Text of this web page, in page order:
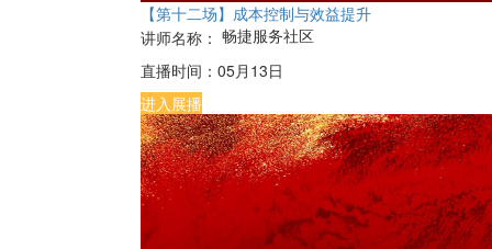
【第十二场】成本控制与效益提升
讲师名称： 畅捷服务社区
直播时间： 05月13日
进入展播